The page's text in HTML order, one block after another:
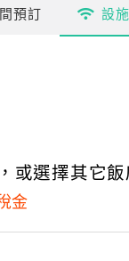
預訂 設施
或選擇其它
金